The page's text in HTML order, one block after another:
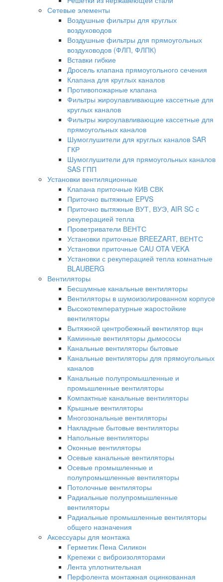
Сетевые элементы
Воздушные фильтры для круглых
воздуховодов
Воздушные фильтры для прямоугольных
воздуховодов (ФЛП, ФЛПК)
Вставки гибкие
Дросель клапана прямоугольного сечения
Клапана для круглых каналов
Противопожарные клапана
Фильтры жироулавливающие кассетные для
круглых каналов
Фильтры жироулавливающие кассетные для
прямоугольных каналов
Шумоглушители для круглых каналов SAR
ГКР
Шумоглушители для прямоугольных каналов
SAS ГПП
Установки вентиляционные
Клапана приточные КИВ СВК
Приточно вытяжные EPVS
Приточно вытяжные ВУТ, ВУЭ, AIR SC с
рекуперацией тепла
Проветриватели ВЕНТС
Установки приточные BREEZART, ВЕНТС
Установки приточные CAU OTA VEKA
Установки с рекуперацией тепла комнатные
BLAUBERG
Вентиляторы
Бесшумные канальные вентиляторы
Вентиляторы в шумоизолированном корпусе
Высокотемпературные жаростойкие
вентиляторы
Вытяжной центробежный вентилятор вцн
Каминные вентиляторы дымососы
Канальные вентиляторы бытовые
Канальные вентиляторы для прямоугольных
каналов
Канальные полупромышленные и
промышленные вентиляторы
Компактные канальные вентиляторы
Крышные вентиляторы
Многозональные вентиляторы
Накладные бытовые вентиляторы
Напольные вентиляторы
Оконные вентиляторы
Осевые канальные вентиляторы
Осевые промышленные и
полупромышленные вентиляторы
Потолочные вентиляторы
Радиальные полупромышленные
вентиляторы
Радиальные промышленные вентиляторы
общего назначения
Аксессуары для монтажа
Герметик Пена Силикон
Крепежи с виброизоляторами
Лента уплотнительная
Перфолента монтажная оцинкованная